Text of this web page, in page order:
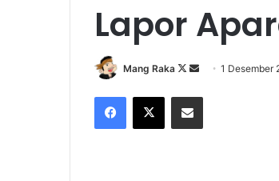
Lapor
Mang Raka
Follow
X
Send1 Desember
Facebook
X Share via Email